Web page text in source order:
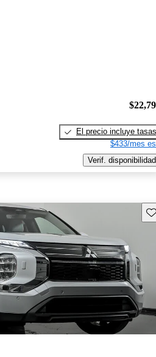
El precio incluye tasas
$433/mes
Verif. disponibilidad